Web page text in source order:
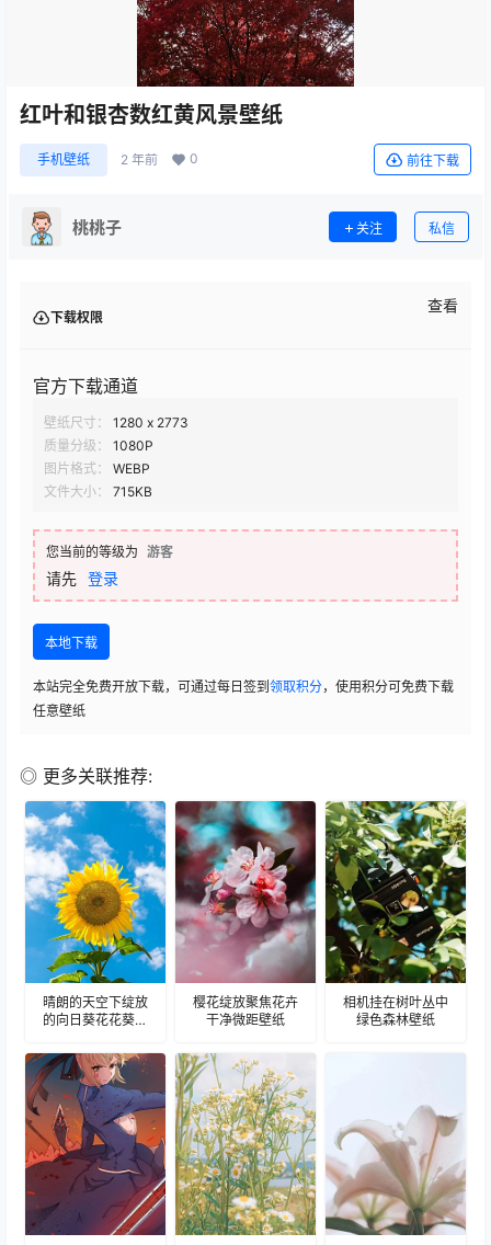
红叶和银杏数红黄风景壁纸
手机壁纸 2 年前 0 前往下载
桃桃子 关注 私信
下载权限
查看
官方下载通道
壁纸尺寸：
1280 x 2773
质量分级：
1080P
图片格式：
WEBP
文件大小：
715KB
您当前的等级为 游客
请先 登录
本地下载
本站完全免费开放下载，可通过每日签到 领取积分，使用积分可免费下载
任意壁纸
◎ 更多关联推荐:
晴朗的天空下绽放
的向日葵花花葵壁
樱花绽放聚焦花卉
干净微距壁纸
相机挂在树叶丛中
绿色森林壁纸